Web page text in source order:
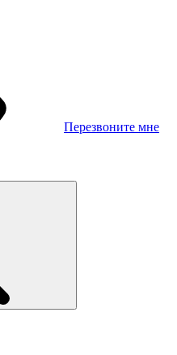
Перезвоните мне